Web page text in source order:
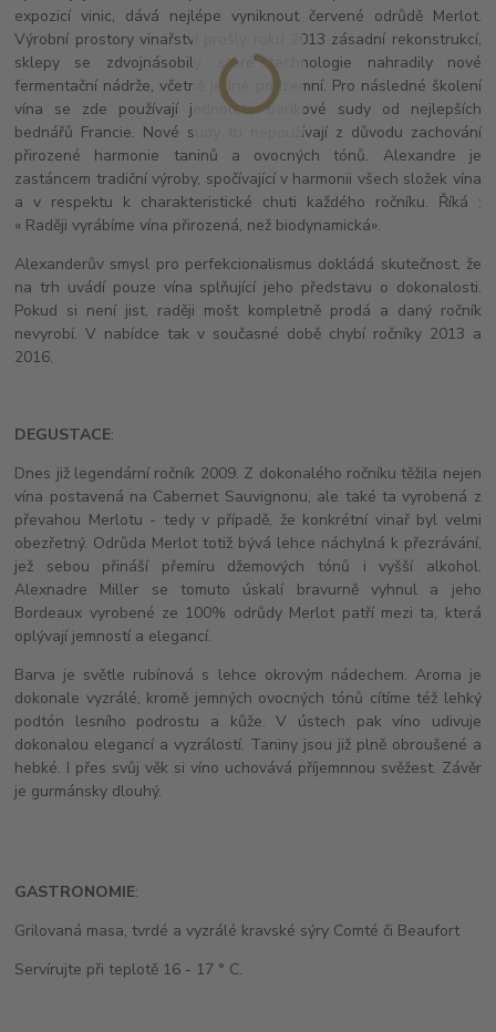
expozicí vinic, dává nejlépe vyniknout červené odrůdě Merlot.
Výrobní prostory vinařství prošly roku 2013 zásadní rekonstrukcí,
sklepy se zdvojnásobily, staré technologie nahradily nové
fermentační nádrže, včetně jedné podzemní. Pro následné školení
vína se zde používají jednoleté barikové sudy od nejlepších
bednářů Francie. Nové sudy tu nepoužívají z důvodu zachování
přirozené harmonie taninů a ovocných tónů. Alexandre je
zastáncem tradiční výroby, spočívající v harmonii všech složek vína
a v respektu k charakteristické chuti každého ročníku. Říká :
« Raději vyrábíme vína přirozená, než biodynamická».
Alexanderův smysl pro perfekcionalismus dokládá skutečnost, že
na trh uvádí pouze vína splňující jeho představu o dokonalosti.
Pokud si není jist, raději mošt kompletně prodá a daný ročník
nevyrobí. V nabídce tak v současné době chybí ročníky 2013 a
2016.
DEGUSTACE:
Dnes již legendární ročník 2009. Z dokonalého ročníku těžila nejen
vína postavená na Cabernet Sauvignonu, ale také ta vyrobená z
převahou Merlotu - tedy v případě, že konkrétní vinař byl velmi
obezřetný. Odrůda Merlot totiž bývá lehce náchylná k přezrávání,
jež sebou přináší přemíru džemových tónů i vyšší alkohol.
Alexnadre Miller se tomuto úskalí bravurně vyhnul a jeho
Bordeaux vyrobené ze 100% odrůdy Merlot patří mezi ta, která
oplývají jemností a elegancí.
Barva je světle rubínová s lehce okrovým nádechem. Aroma je
dokonale vyzrálé, kromě jemných ovocných tónů cítíme též lehký
podtón lesního podrostu a kůže. V ústech pak víno udivuje
dokonalou elegancí a vyzrálostí. Taniny jsou již plně obroušené a
hebké. I přes svůj věk si víno uchovává příjemnnou svěžest. Závěr
je gurmánsky dlouhý.
GASTRONOMIE:
Grilovaná masa, tvrdé a vyzrálé kravské sýry Comté či Beaufort
Servírujte při teplotě 16 - 17 ° C.